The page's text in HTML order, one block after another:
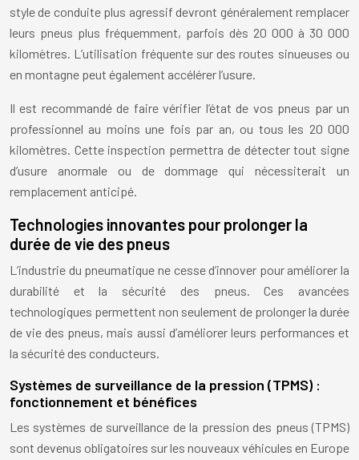
style de conduite plus agressif devront généralement remplacer
leurs pneus plus fréquemment, parfois dès 20 000 à 30 000
kilomètres. L’utilisation fréquente sur des routes sinueuses ou
en montagne peut également accélérer l’usure.
Il est recommandé de faire vérifier l’état de vos pneus par un
professionnel au moins une fois par an, ou tous les 20 000
kilomètres. Cette inspection permettra de détecter tout signe
d’usure anormale ou de dommage qui nécessiterait un
remplacement anticipé.
Technologies innovantes pour prolonger la
durée de vie des pneus
L’industrie du pneumatique ne cesse d’innover pour améliorer la
durabilité et la sécurité des pneus. Ces avancées
technologiques permettent non seulement de prolonger la durée
de vie des pneus, mais aussi d’améliorer leurs performances et
la sécurité des conducteurs.
Systèmes de surveillance de la pression (TPMS) :
fonctionnement et bénéfices
Les systèmes de surveillance de la pression des pneus (TPMS)
sont devenus obligatoires sur les nouveaux véhicules en Europe